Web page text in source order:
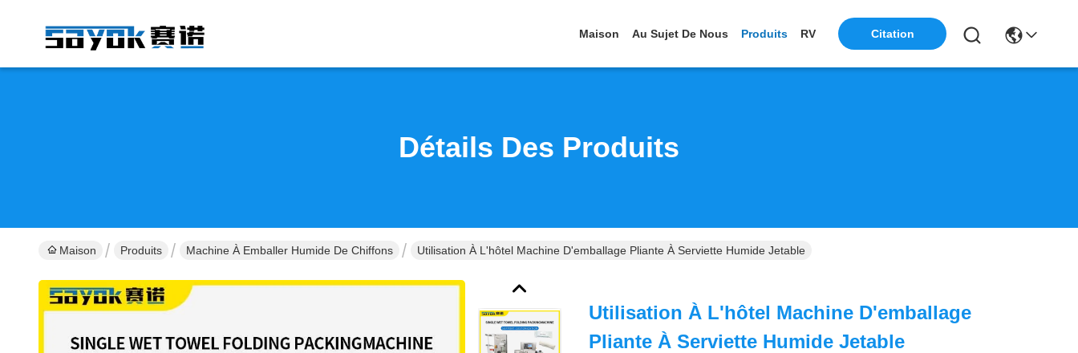
Maison Au Sujet De Nous Produits RV Citation
Détails Des Produits
Maison Produits Machine À Emballer Humide De Chiffons Utilisation À L'hôtel Machine D'emballage Pliante À Serviette Humide Jetable
Utilisation À L'hôtel Machine D'emballage
Pliante À Serviette Humide Jetable